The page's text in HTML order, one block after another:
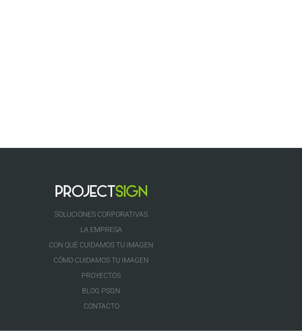
SOLUCIONES CORPORATIVAS
LA EMPRESA
CON QUÉ CUIDAMOS TU IMAGEN
CÓMO CUIDAMOS TU IMAGEN
PROYECTOS
BLOG PSGN
CONTACTO